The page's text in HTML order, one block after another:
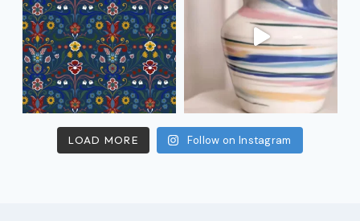
LOAD MORE Follow on Instagram